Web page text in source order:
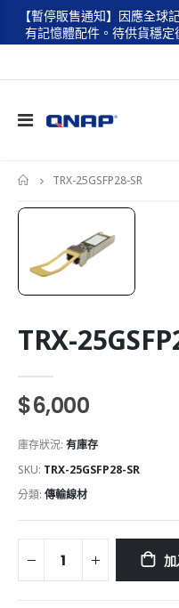
【暫停販售通知】因應全
有記憶體配件。待供貨穩
首TRX-25GSFP28-SR
TRX-
$6,000
庫存狀況: 有庫存
SKU: TRX-25GSFP28-SR
分類: 傳輸線材
加